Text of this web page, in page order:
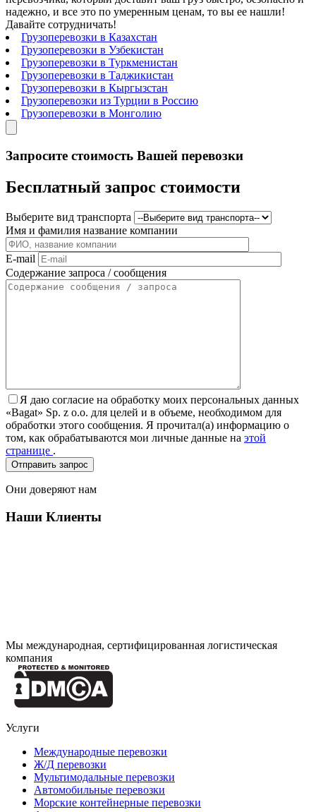
надежно, и все это по умеренным ценам, то вы ее нашли!
Давайте сотрудничать!
Грузоперевозки в Казахстан
Грузоперевозки в Узбекистан
Грузоперевозки в Туркменистан
Грузоперевозки в Таджикистан
Грузоперевозки в Кыргызстан
Грузоперевозки из Турции в Россию
Грузоперевозки в Монголию
Запросите стоимость Вашей перевозки
Бесплатный запрос стоимости
Выберите вид транспорта
Имя и фамилия название компании
E-mail
Содержание запроса / сообщения
Я даю согласие на обработку моих персональных данных
«Bagat» Sp. z o.o. для целей и в объеме, необходимом для
обработки этого сообщения. Я прочитал(а) информацию о
том, как обрабатываются мои личные данные на этой
странице .
Они доверяют нам
Наши Клиенты
Мы международная, сертифицированная логистическая
компания
Услуги
Международные перевозки
Ж/Д перевозки
Мультимодальные перевозки
Автомобильные перевозки
Морские контейнерные перевозки